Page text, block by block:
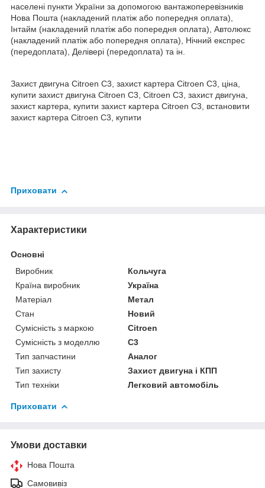
населені пункти України за допомогою вантажоперевізників
Нова Пошта (накладений платіж або попередня оплата),
Інтайм (накладений платіж або попередня оплата), Автолюкс
(накладений платіж або попередня оплата), Нічний експрес
(передоплата), Делівері (передоплата) та ін.
Захист двигуна Citroen С3, захист картера Citroen С3, ціна,
купити захист двигуна Citroen С3, Citroen С3, захист двигуна,
захист картера, купити захист картера Citroen С3, встановити
захист картера Citroen С3, купити
Приховати
Характеристики
Основні
Виробник
Кольчуга
Країна виробник
Україна
Матеріал
Метал
Стан
Новий
Сумісність з маркою
Citroen
Сумісність з моделлю
C3
Тип запчастини
Аналог
Тип захисту
Захист двигуна і КПП
Тип техніки
Легковий автомобіль
Приховати
Умови доставки
Нова Пошта
Самовивіз